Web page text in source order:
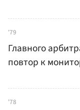
'79
Главного
повтор к
'78